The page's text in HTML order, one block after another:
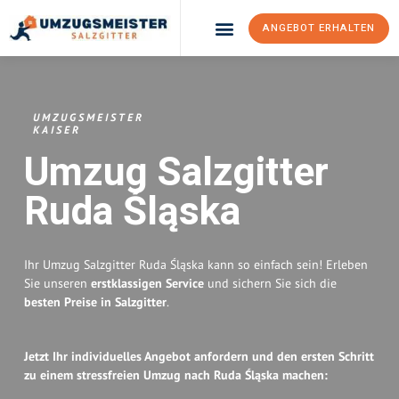
ANGEBOT ERHALTEN
UMZUGSMEISTER
KAISER
Umzug Salzgitter
Ruda Śląska
Ihr Umzug Salzgitter Ruda Śląska kann so einfach sein! Erleben
Sie unseren erstklassigen Service und sichern Sie sich die
besten Preise in Salzgitter.
Jetzt Ihr individuelles Angebot anfordern und den ersten Schritt
zu einem stressfreien Umzug nach Ruda Śląska machen: